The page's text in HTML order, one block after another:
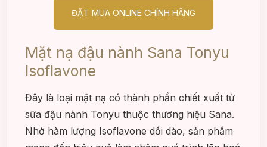
ĐẶT MUA ONLINE CHÍNH HÃNG
Mặt nạ đậu nành Sana Tonyu
Isoflavone
Đây là loại mặt nạ có thành phần chiết xuất từ
sữa đậu nành Tonyu thuộc thương hiệu Sana.
Nhờ hàm lượng Isoflavone dồi dào, sản phẩm